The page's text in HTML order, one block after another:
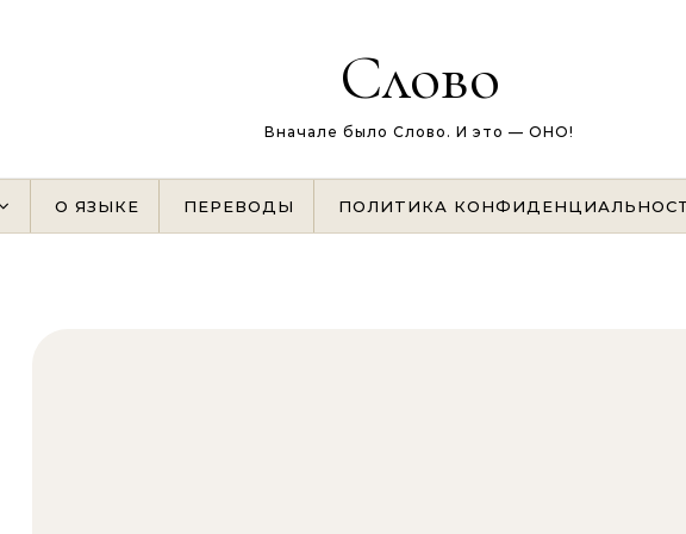
Слово
Вначале было Слово. И это — ОНО!
О ЯЗЫКЕ ПЕРЕВОДЫ ПОЛИТИКА